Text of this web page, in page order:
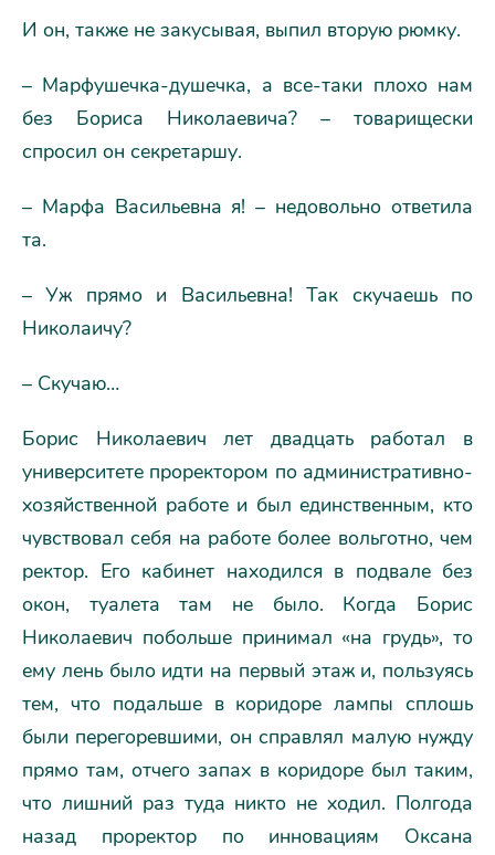
И он, также не закусывая, выпил вторую рюмку.
– Марфушечка-душечка, а все-таки плохо нам
без Бориса Николаевича? – товарищески
спросил он секретаршу.
– Марфа Васильевна я! – недовольно ответила
та.
– Уж прямо и Васильевна! Так скучаешь по
Николаичу?
– Скучаю…
Борис Николаевич лет двадцать работал в
университете проректором по административно-
хозяйственной работе и был единственным, кто
чувствовал себя на работе более вольготно, чем
ректор. Его кабинет находился в подвале без
окон, туалета там не было. Когда Борис
Николаевич побольше принимал «на грудь», то
ему лень было идти на первый этаж и, пользуясь
тем, что подальше в коридоре лампы сплошь
были перегоревшими, он справлял малую нужду
прямо там, отчего запах в коридоре был таким,
что лишний раз туда никто не ходил. Полгода
назад проректор по инновациям Оксана